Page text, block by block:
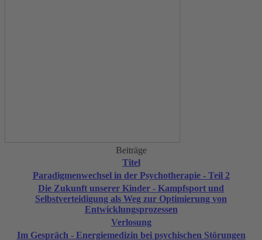
Beiträge
Titel
Paradigmenwechsel in der Psychotherapie - Teil 2
Die Zukunft unserer Kinder - Kampfsport und
Selbstverteidigung als Weg zur Optimierung von
Entwicklungsprozessen
Verlosung
Im Gespräch - Energiemedizin bei psychischen Störungen